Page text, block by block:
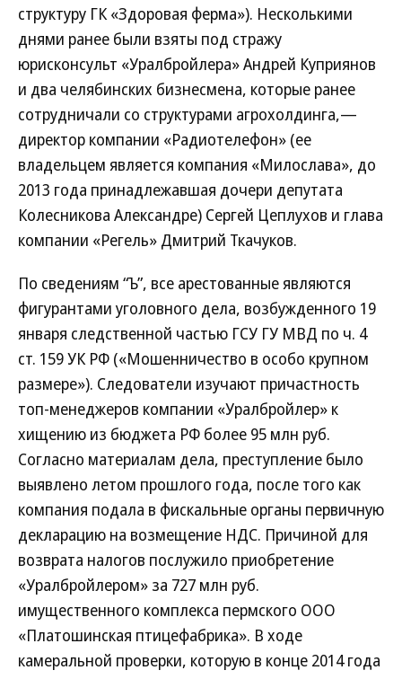
структуру ГК «Здоровая ферма»). Несколькими
днями ранее были взяты под стражу
юрисконсульт «Уралбройлера» Андрей Куприянов
и два челябинских бизнесмена, которые ранее
сотрудничали со структурами агрохолдинга,—
директор компании «Радиотелефон» (ее
владельцем является компания «Милослава», до
2013 года принадлежавшая дочери депутата
Колесникова Александре) Сергей Цеплухов и глава
компании «Регель» Дмитрий Ткачуков.
По сведениям “Ъ”, все арестованные являются
фигурантами уголовного дела, возбужденного 19
января следственной частью ГСУ ГУ МВД по ч. 4
ст. 159 УК РФ («Мошенничество в особо крупном
размере»). Следователи изучают причастность
топ-менеджеров компании «Уралбройлер» к
хищению из бюджета РФ более 95 млн руб.
Согласно материалам дела, преступление было
выявлено летом прошлого года, после того как
компания подала в фискальные органы первичную
декларацию на возмещение НДС. Причиной для
возврата налогов послужило приобретение
«Уралбройлером» за 727 млн руб.
имущественного комплекса пермского ООО
«Платошинская птицефабрика». В ходе
камеральной проверки, которую в конце 2014 года